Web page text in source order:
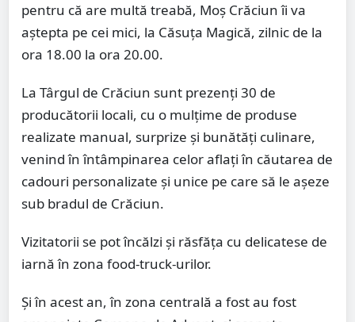
pentru că are multă treabă, Moș Crăciun îi va
aștepta pe cei mici, la Căsuța Magică, zilnic de la
ora 18.00 la ora 20.00.
La Târgul de Crăciun sunt prezenți 30 de
producătorii locali, cu o mulțime de produse
realizate manual, surprize și bunătăți culinare,
venind în întâmpinarea celor aflați în căutarea de
cadouri personalizate și unice pe care să le așeze
sub bradul de Crăciun.
Vizitatorii se pot încălzi şi răsfăţa cu delicatese de
iarnă în zona food-truck-urilor.
Și în acest an, în zona centrală a fost au fost